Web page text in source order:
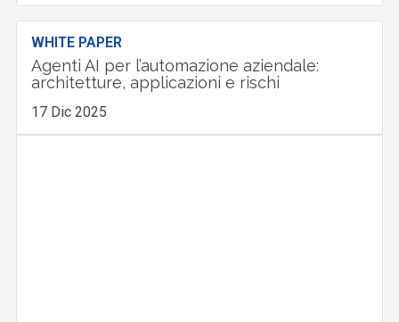
WHITE PAPER
Agenti AI per l’automazione aziendale:
architetture, applicazioni e rischi
17 Dic 2025